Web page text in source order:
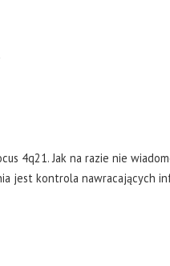
4q21. Jak na razie nie
jest kontrola nawracających